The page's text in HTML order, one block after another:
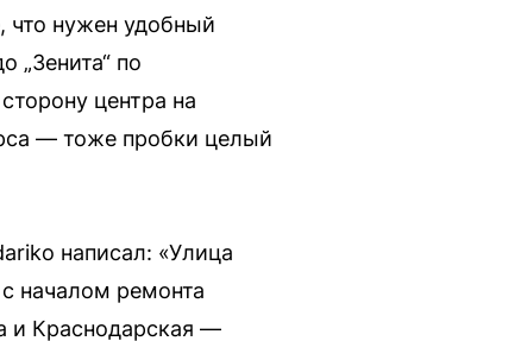
что нужен удобный
„Зенита“ по
центра на
— тоже пробки целый
написал: «Улица
началом ремонта
и Краснодарская —